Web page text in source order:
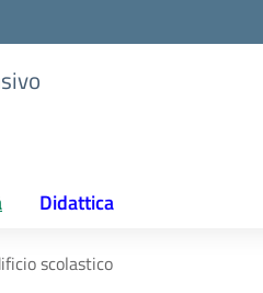
Didattica
scolastico